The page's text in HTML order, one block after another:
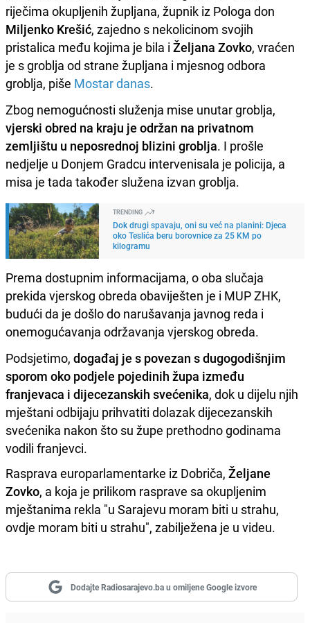
riječima okupljenih župljana, župnik iz Pologa don
Miljenko Krešić, zajedno s nekolicinom svojih
pristalica među kojima je bila i Željana Zovko, vraćen
je s groblja od strane župljana i mjesnog odbora
groblja, piše Mostar danas.
Zbog nemogućnosti služenja mise unutar groblja,
vjerski obred na kraju je održan na privatnom
zemljištu u neposrednoj blizini groblja. I prošle
nedjelje u Donjem Gradcu intervenisala je policija, a
misa je tada također služena izvan groblja.
TRENDING
Dok drugi spavaju, oni su već na planini: Djeca
oko Teslića beru borovnice za 25 KM po
kilogramu
Prema dostupnim informacijama, o oba slučaja
prekida vjerskog obreda obaviješten je i MUP ZHK,
budući da je došlo do narušavanja javnog reda i
onemogućavanja održavanja vjerskog obreda.
Podsjetimo, događaj je s povezan s dugogodišnjim
sporom oko podjele pojedinih župa između
franjevaca i dijecezanskih svećenika, dok u dijelu njih
mještani odbijaju prihvatiti dolazak dijecezanskih
svećenika nakon što su župe prethodno godinama
vodili franjevci.
Rasprava europarlamentarke iz Dobriča, Željane
Zovko, a koja je prilikom rasprave sa okupljenim
mještanima rekla "u Sarajevu moram biti u strahu,
ovdje moram biti u strahu", zabilježena je u videu.
Dodajte Radiosarajevo.ba u omiljene Google izvore